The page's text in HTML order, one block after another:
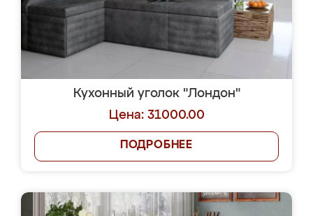
Кухонный уголок "Лондон"
Цена: 31000.00
ПОДРОБНЕЕ